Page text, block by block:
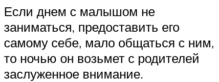
Если днем с малышом не
заниматься, предоставить его
самому себе, мало общаться с ним,
то ночью он возьмет с родителей
заслуженное внимание.